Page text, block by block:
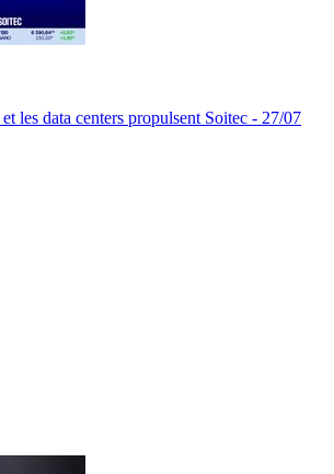
les data centers propulsent Soitec - 27/07